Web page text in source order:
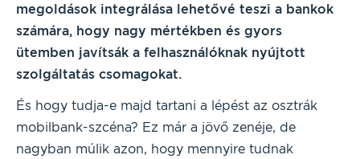
megoldások integrálása lehetővé teszi a bankok
számára, hogy nagy mértékben és gyors
ütemben javítsák a felhasználóknak nyújtott
szolgáltatás csomagokat.
És hogy tudja-e majd tartani a lépést az osztrák
mobilbank-szcéna? Ez már a jövő zenéje, de
nagyban múlik azon, hogy mennyire tudnak